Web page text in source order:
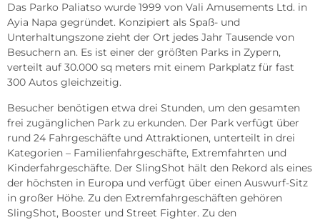
Das Parko Paliatso wurde 1999 von Vali Amusements Ltd. in
Ayia Napa gegründet. Konzipiert als Spaß- und
Unterhaltungszone zieht der Ort jedes Jahr Tausende von
Besuchern an. Es ist einer der größten Parks in Zypern,
verteilt auf 30.000 sq meters mit einem Parkplatz für fast
300 Autos gleichzeitig.
Besucher benötigen etwa drei Stunden, um den gesamten
frei zugänglichen Park zu erkunden. Der Park verfügt über
rund 24 Fahrgeschäfte und Attraktionen, unterteilt in drei
Kategorien – Familienfahrgeschäfte, Extremfahrten und
Kinderfahrgeschäfte. Der SlingShot hält den Rekord als eines
der höchsten in Europa und verfügt über einen Auswurf-Sitz
in großer Höhe. Zu den Extremfahrgeschäften gehören
SlingShot, Booster und Street Fighter. Zu den